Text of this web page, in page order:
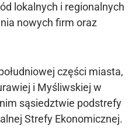
lokalnych i regionalnych
nowych firm oraz
części miasta,
i Myśliwskiej w
sąsiedztwie podstrefy
Strefy Ekonomicznej.